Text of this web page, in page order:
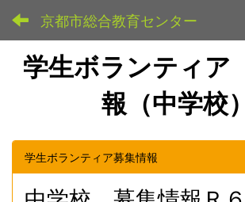
京都市総合教育センター
学生ボランティ
報（中学校）
学生ボランティア募集情報